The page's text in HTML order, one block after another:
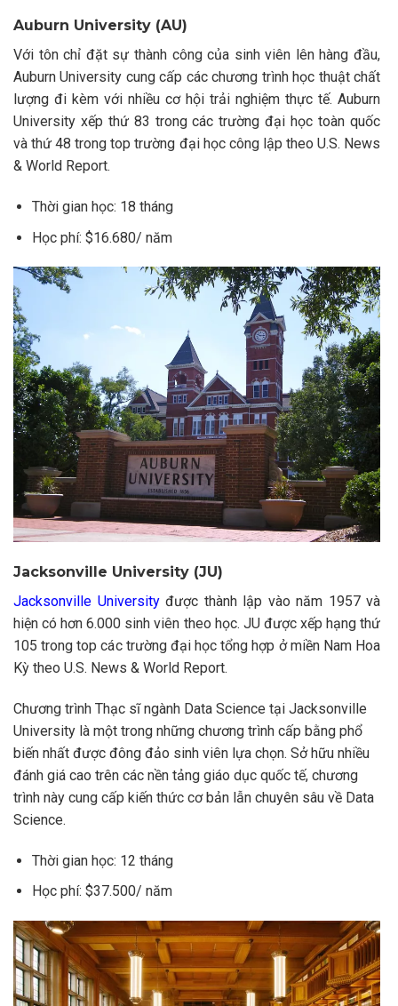
Auburn University (AU)
Với tôn chỉ đặt sự thành công của sinh viên lên hàng đầu,
Auburn University cung cấp các chương trình học thuật chất
lượng đi kèm với nhiều cơ hội trải nghiệm thực tế. Auburn
University xếp thứ 83 trong các trường đại học toàn quốc
và thứ 48 trong top trường đại học công lập theo U.S. News
& World Report.
Thời gian học: 18 tháng
Học phí: $16.680/ năm
Jacksonville University (JU)
Jacksonville University được thành lập vào năm 1957 và
hiện có hơn 6.000 sinh viên theo học. JU được xếp hạng thứ
105 trong top các trường đại học tổng hợp ở miền Nam Hoa
Kỳ theo U.S. News & World Report.
Chương trình Thạc sĩ ngành Data Science tại Jacksonville
University là một trong những chương trình cấp bằng phổ
biến nhất được đông đảo sinh viên lựa chọn. Sở hữu nhiều
đánh giá cao trên các nền tảng giáo dục quốc tế, chương
trình này cung cấp kiến ​​thức cơ bản lẫn chuyên sâu về Data
Science.
Thời gian học: 12 tháng
Học phí: $37.500/ năm